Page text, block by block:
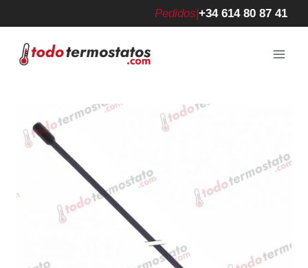
al
contenido
Pedidos|+34 614 80 87 41